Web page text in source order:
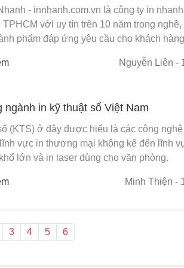
- innhanh.com.vn là công ty in
TPHCM với uy tín trên 10 năm trong nghề,
phẩm đáp ứng yêu cầu cho khách
Nguyễn Liên -
ngành in kỹ thuật số Việt Nam
(KTS) ở đây được hiểu là các công
vực in thương mại không kể đến lĩnh
lớn và in laser dùng cho văn phòng.
Minh Thiện -
3 4 5 6